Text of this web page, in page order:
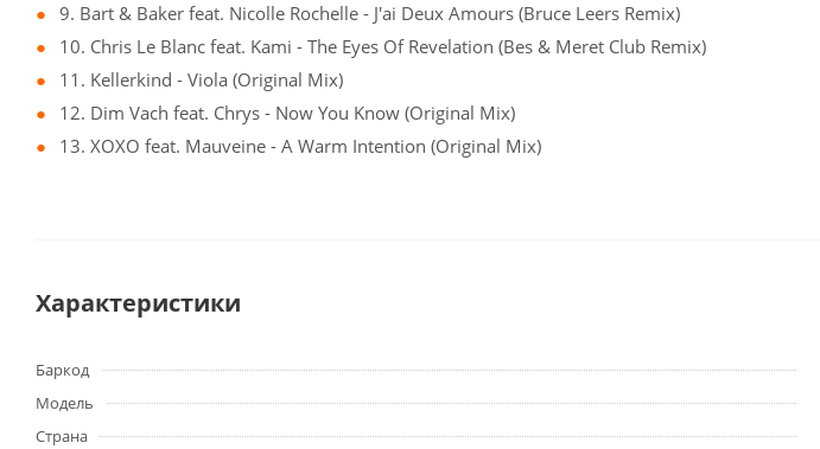
9. Bart & Baker feat. Nicolle Rochelle - J'ai Deux Amours (Bruce Leers Remix)
10. Chris Le Blanc feat. Kami - The Eyes Of Revelation (Bes & Meret Club Remix)
11. Kellerkind - Viola (Original Mix)
12. Dim Vach feat. Chrys - Now You Know (Original Mix)
13. XOXO feat. Mauveine - A Warm Intention (Original Mix)
Характеристики
Баркод
Модель
Страна